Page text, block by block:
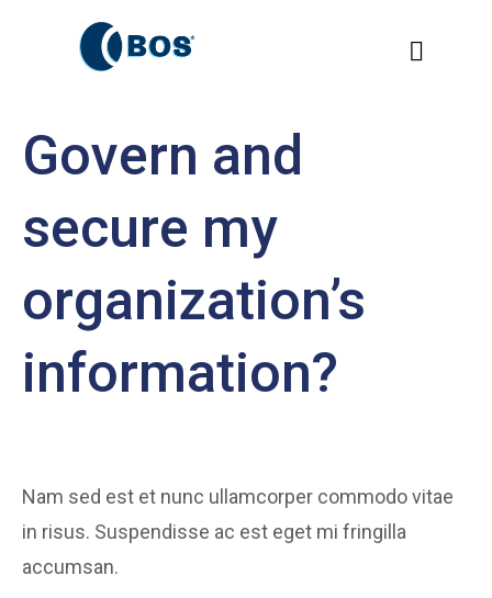
Govern and
secure my
organization’s
information?
Nam sed est et nunc ullamcorper commodo vitae
in risus. Suspendisse ac est eget mi fringilla
accumsan.